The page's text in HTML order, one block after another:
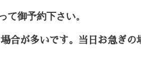
て御予約下さい。
合が多いです。当日お急ぎの